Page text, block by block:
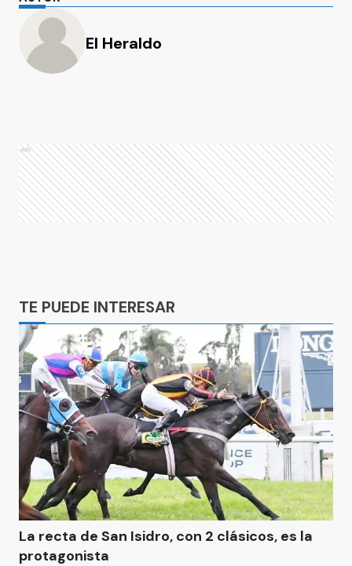
El Heraldo
Ads
TE PUEDE INTERESAR
La recta de San Isidro, con 2 clásicos, es la
protagonista